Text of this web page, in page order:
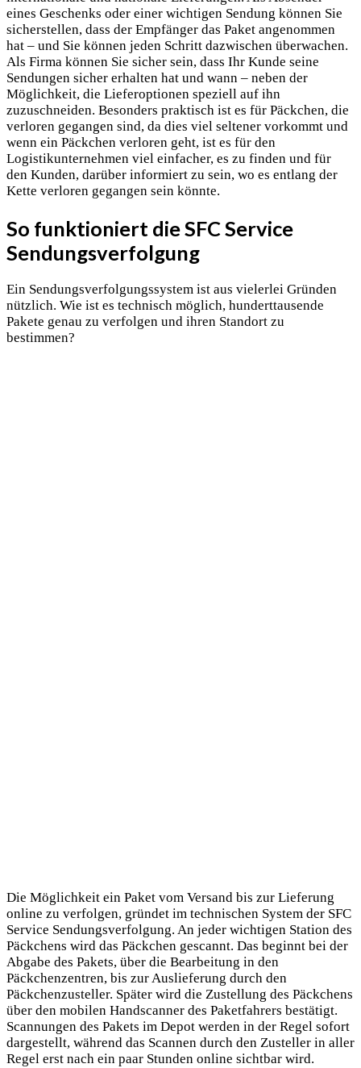
eines Geschenks oder einer wichtigen Sendung können Sie
sicherstellen, dass der Empfänger das Paket angenommen
hat – und Sie können jeden Schritt dazwischen überwachen.
Als Firma können Sie sicher sein, dass Ihr Kunde seine
Sendungen sicher erhalten hat und wann – neben der
Möglichkeit, die Lieferoptionen speziell auf ihn
zuzuschneiden. Besonders praktisch ist es für Päckchen, die
verloren gegangen sind, da dies viel seltener vorkommt und
wenn ein Päckchen verloren geht, ist es für den
Logistikunternehmen viel einfacher, es zu finden und für
den Kunden, darüber informiert zu sein, wo es entlang der
Kette verloren gegangen sein könnte.
So funktioniert die SFC Service
Sendungsverfolgung
Ein Sendungsverfolgungssystem ist aus vielerlei Gründen
nützlich. Wie ist es technisch möglich, hunderttausende
Pakete genau zu verfolgen und ihren Standort zu
bestimmen?
Die Möglichkeit ein Paket vom Versand bis zur Lieferung
online zu verfolgen, gründet im technischen System der SFC
Service Sendungsverfolgung. An jeder wichtigen Station des
Päckchens wird das Päckchen gescannt. Das beginnt bei der
Abgabe des Pakets, über die Bearbeitung in den
Päckchenzentren, bis zur Auslieferung durch den
Päckchenzusteller. Später wird die Zustellung des Päckchens
über den mobilen Handscanner des Paketfahrers bestätigt.
Scannungen des Pakets im Depot werden in der Regel sofort
dargestellt, während das Scannen durch den Zusteller in aller
Regel erst nach ein paar Stunden online sichtbar wird.